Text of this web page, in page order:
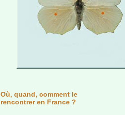
Où, quand, comment le
rencontrer en France ?